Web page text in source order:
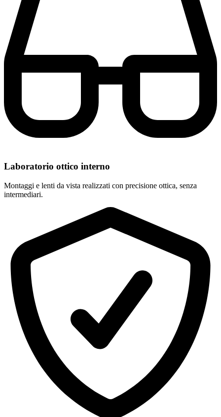
Laboratorio ottico interno
Montaggi e lenti da vista realizzati con precisione ottica, senza
intermediari.